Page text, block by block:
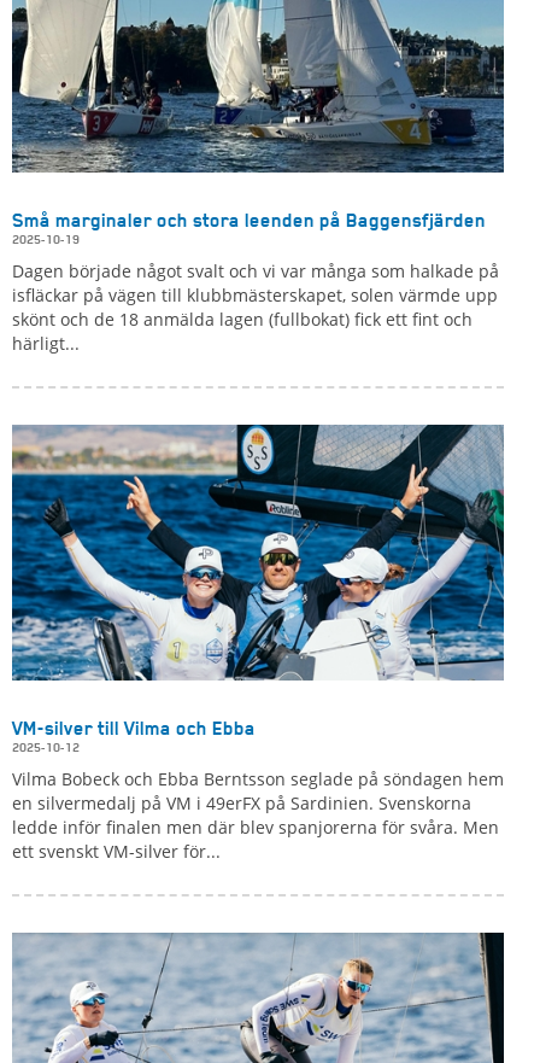
Små marginaler och stora leenden på Baggensfjärden
2025-10-19
Dagen började något svalt och vi var många som halkade på
isfläckar på vägen till klubbmästerskapet, solen värmde upp
skönt och de 18 anmälda lagen (fullbokat) fick ett fint och
härligt...
VM-silver till Vilma och Ebba
2025-10-12
Vilma Bobeck och Ebba Berntsson seglade på söndagen hem
en silvermedalj på VM i 49erFX på Sardinien. Svenskorna
ledde inför finalen men där blev spanjorerna för svåra. Men
ett svenskt VM-silver för...